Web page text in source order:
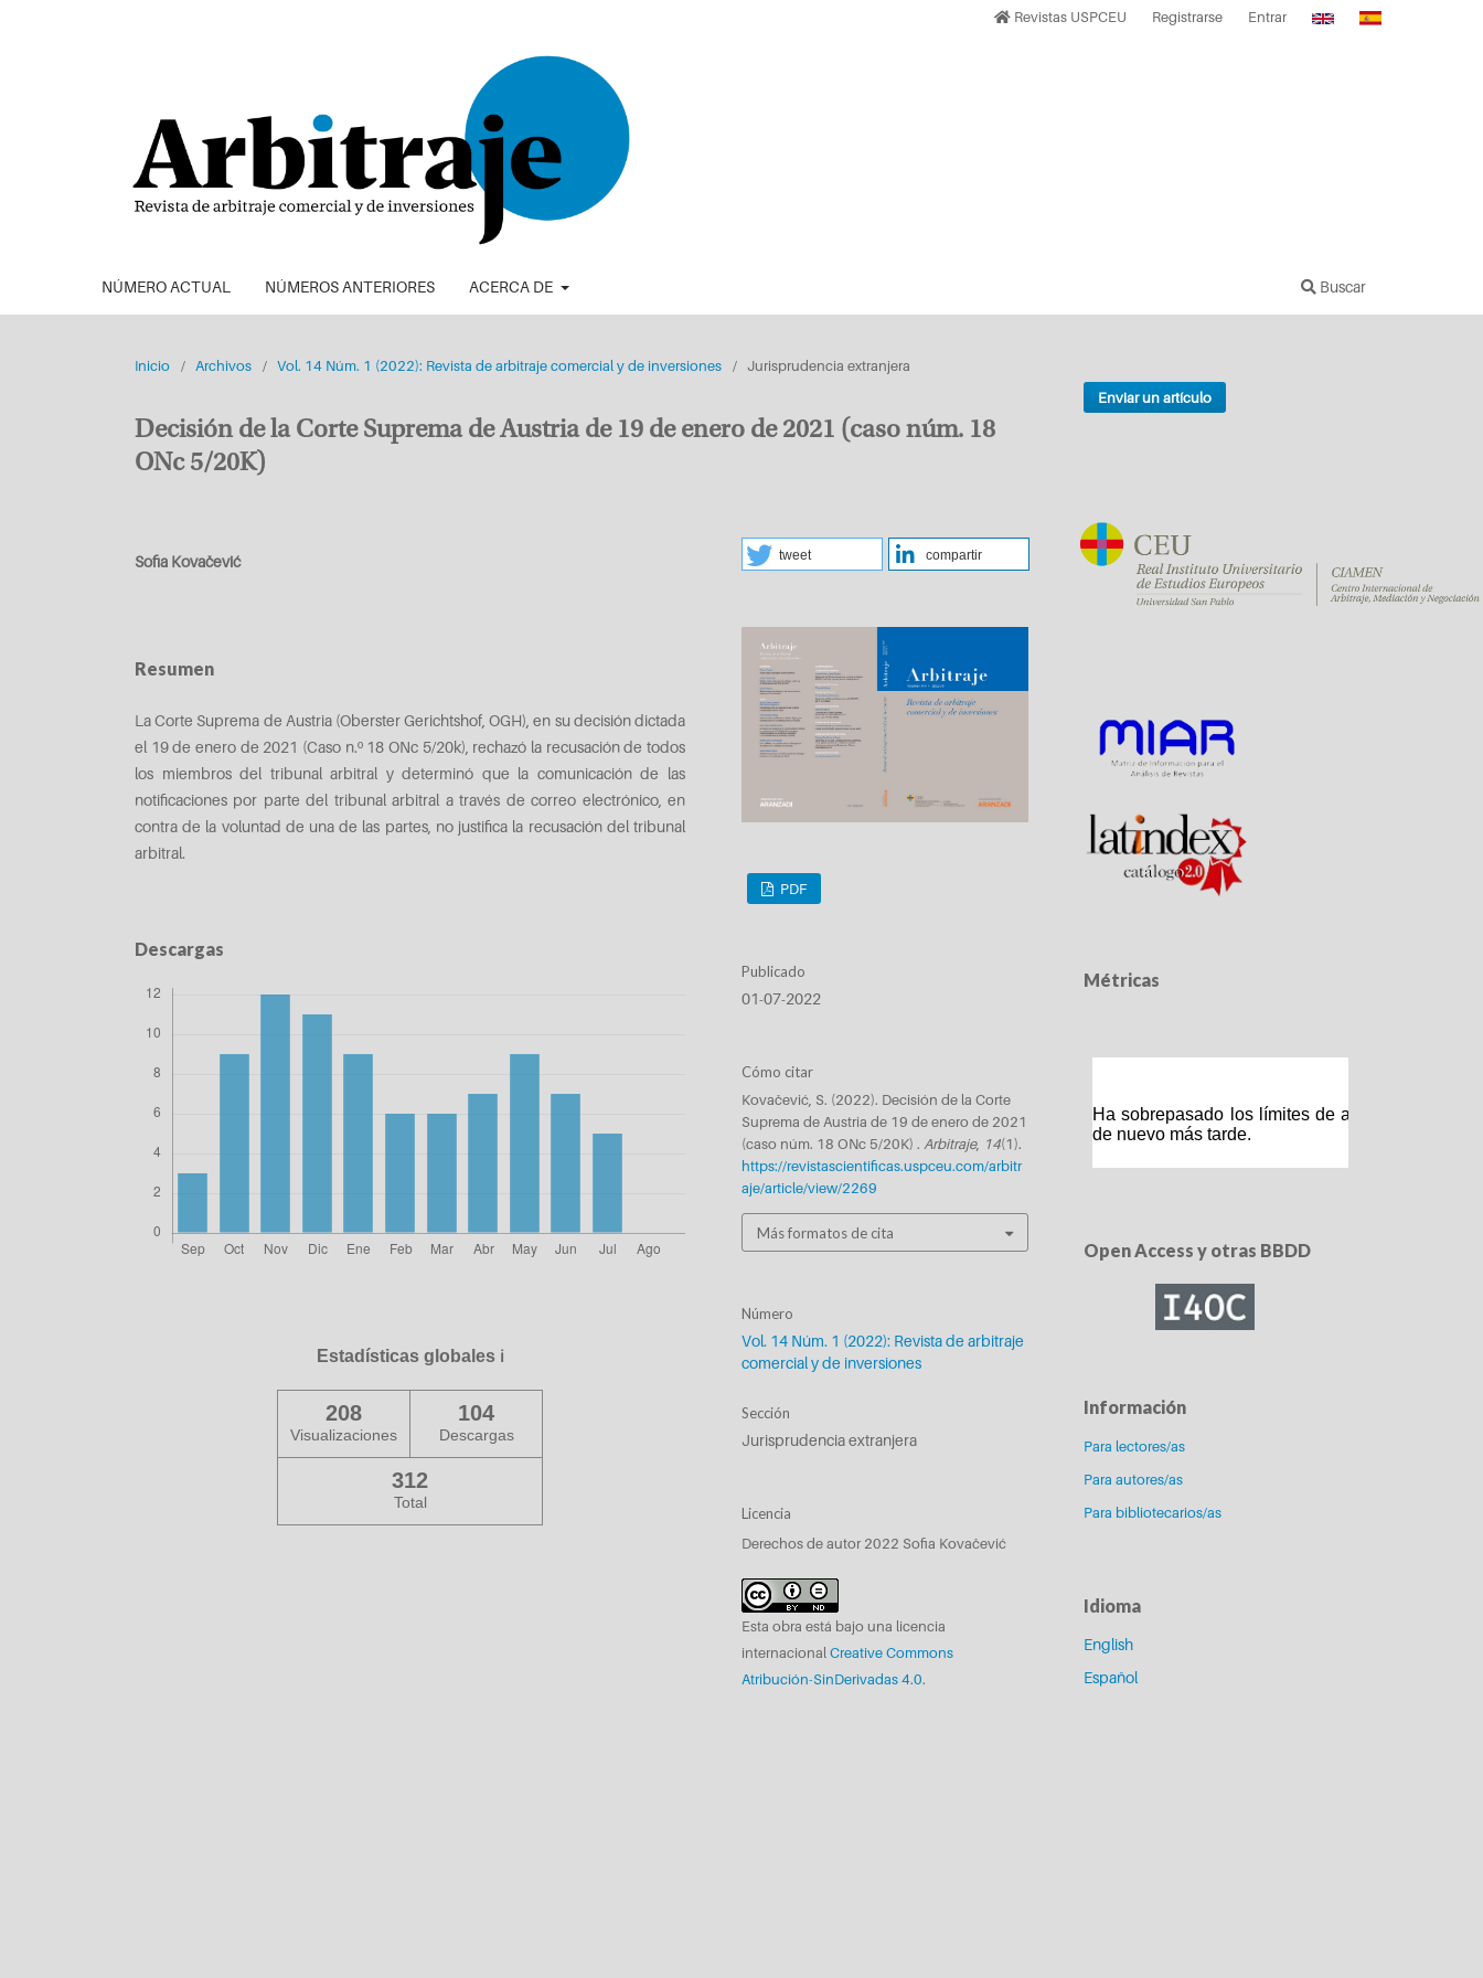
NÚMERO ACTUAL NÚMEROS ANTERIORES ACERCA DE Buscar
Revistas USPCEU Registrarse Entrar
Inicio / Archivos / Vol. 14 Núm. 1 (2022): Revista de arbitraje comercial y de inversiones / Jurisprudencia extranjera
Decisión de la Corte Suprema de Austria de 19 de enero de 2021 (caso núm. 18
ONc 5/20K)
Sofia Kovačević
Resumen
La Corte Suprema de Austria (Oberster Gerichtshof, OGH), en su decisión dictada
el 19 de enero de 2021 (Caso n.º 18 ONc 5/20k), rechazó la recusación de todos
los miembros del tribunal arbitral y determinó que la comunicación de las
notificaciones por parte del tribunal arbitral a través de correo electrónico, en
contra de la voluntad de una de las partes, no justifica la recusación del tribunal
arbitral.
Descargas
Estadísticas globales ℹ️
208
Visualizaciones
104
Descargas
312
Total
PDF
Publicado
01-07-2022
Número
Vol. 14 Núm. 1 (2022): Revista de arbitraje
comercial y de inversiones
Sección
Jurisprudencia extranjera
Licencia
Derechos de autor 2022 Sofia Kovačević
Esta obra está bajo una licencia
internacionalCreative Commons
Atribución-SinDerivadas 4.0.
Cómo citar
Kovačević, S. (2022). Decisión de la Corte
Suprema de Austria de 19 de enero de 2021
(caso núm. 18 ONc 5/20K) .Arbitraje, 14(1).
https://revistascientificas.uspceu.com/arbitr
aje/article/view/2269
Más formatos de cita
tweet compartir
Enviar un artículo
Métricas
Open Access y otras BBDD
Información
Para lectores/as
Para autores/as
Para bibliotecarios/as
Idioma
English
Español